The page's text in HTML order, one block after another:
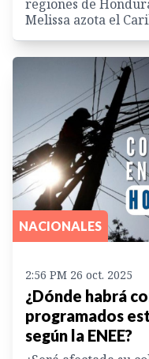
regiones de
Melissa azota el
NACIONALES
2:56 PM 26 oct. 2025
¿Dónde habrá
programados
según la ENEE?